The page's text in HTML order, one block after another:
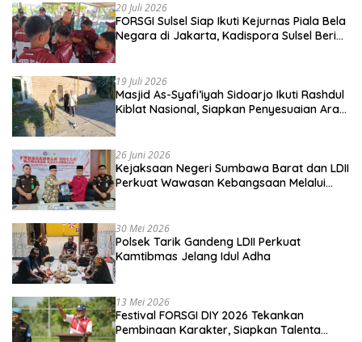
20 Juli 2026
FORSGI Sulsel Siap Ikuti Kejurnas Piala Bela
Negara di Jakarta, Kadispora Sulsel Beri
19 Juli 2026
Masjid As-Syafi’iyah Sidoarjo Ikuti Rashdul
Kiblat Nasional, Siapkan Penyesuaian Arah
26 Juni 2026
Kejaksaan Negeri Sumbawa Barat dan LDII
Perkuat Wawasan Kebangsaan Melalui
30 Mei 2026
Polsek Tarik Gandeng LDII Perkuat
Kamtibmas Jelang Idul Adha
13 Mei 2026
Festival FORSGI DIY 2026 Tekankan
Pembinaan Karakter, Siapkan Talenta